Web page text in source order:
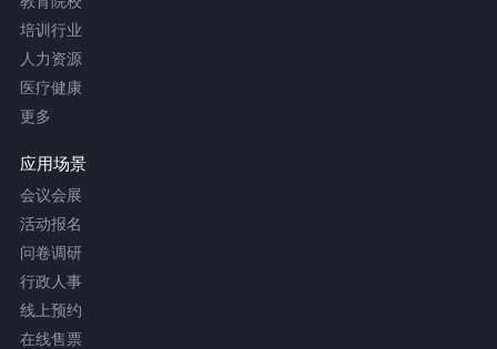
培训行业
人力资源
医疗健康
更多
应用场景
会议会展
活动报名
问卷调研
行政人事
线上预约
在线售票